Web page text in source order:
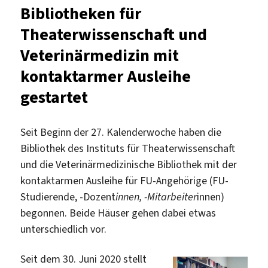
auch
für
externe
Nutzer*innen
geöffnet
Bibliotheken für
Theaterwissenschaft und
Veterinärmedizin mit
kontaktarmer Ausleihe
gestartet
Seit Beginn der 27. Kalenderwoche haben die
Bibliothek des Instituts für Theaterwissenschaft
und die Veterinärmedizinische Bibliothek mit der
kontaktarmen Ausleihe für FU-Angehörige (FU-
Studierende, -Dozentinnen, -Mitarbeiterinnen)
begonnen. Beide Häuser gehen dabei etwas
unterschiedlich vor.
Seit dem 30. Juni 2020 stellt